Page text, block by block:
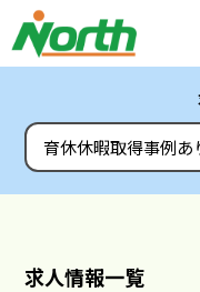
育休休暇取得事例あ
求人情報一覧